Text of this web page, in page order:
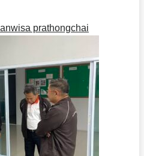
prathongchai